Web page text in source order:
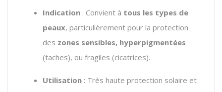
Indication : Convient à tous les types de
peaux, particulièrement pour la protection
des zones sensibles, hyperpigmentées
(taches), ou fragiles (cicatrices).
Utilisation : Très haute protection solaire et